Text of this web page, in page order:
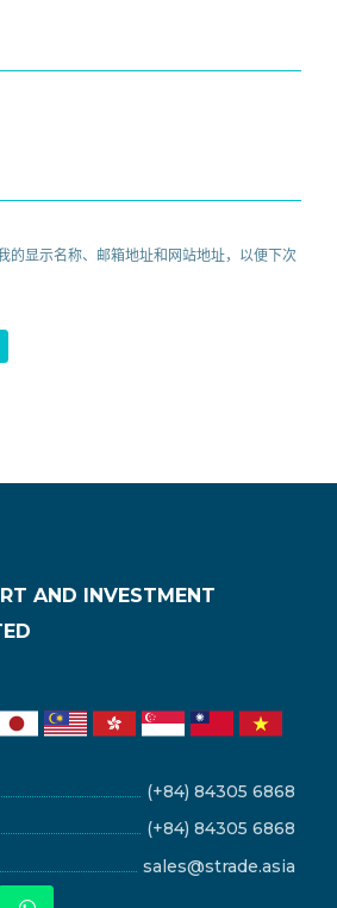
的显示名称、邮箱地址和网站地址，以便下次
AND INVESTMENT
(+84) 84305 6868
(+84) 84305 6868
sales@strade.asia